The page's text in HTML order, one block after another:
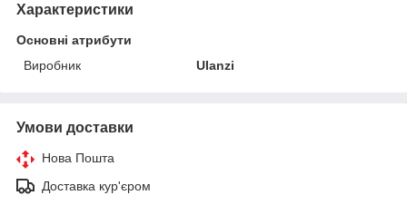
Характеристики
Основні атрибути
Виробник
Ulanzi
Умови доставки
Нова Пошта
Доставка кур'єром